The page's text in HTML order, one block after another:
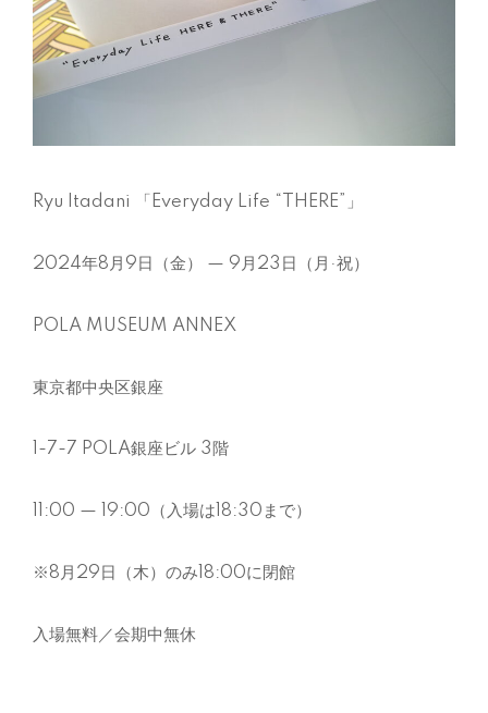
Ryu Itadani 「 Everyday Life “THERE” 」
2024年8月 9 日（金） — 9月 23 日（月·祝）
POLA MUSEUM ANNEX
東京都中央区銀座
1-7-7 POLA銀座ビル 3 階
11:00 — 19:00 （入場は 18:30 まで）
※8月 29 日（木）のみ 18:00に閉館
入場無料／会期中無休